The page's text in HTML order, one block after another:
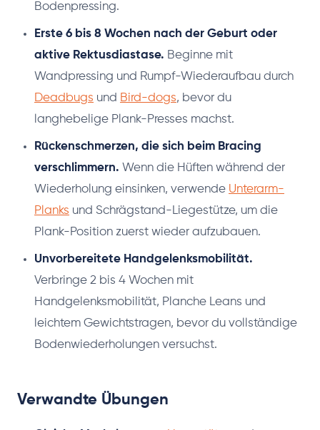
Bodenpressing.
Erste 6 bis 8 Wochen nach der Geburt oder
aktive Rektusdiastase. Beginne mit
Wandpressing und Rumpf-Wiederaufbau durch
Deadbugs und Bird-dogs, bevor du
langhebelige Plank-Presses machst.
Rückenschmerzen, die sich beim Bracing
verschlimmern. Wenn die Hüften während der
Wiederholung einsinken, verwende Unterarm-
Planks und Schrägstand-Liegestütze, um die
Plank-Position zuerst wieder aufzubauen.
Unvorbereitete Handgelenksmobilität.
Verbringe 2 bis 4 Wochen mit
Handgelenksmobilität, Planche Leans und
leichtem Gewichtstragen, bevor du vollständige
Bodenwiederholungen versuchst.
Verwandte Übungen